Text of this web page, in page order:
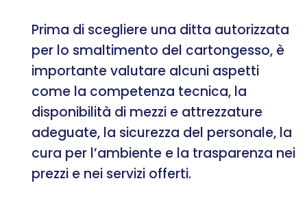
Prima di scegliere una ditta autorizzata
per lo smaltimento del cartongesso, è
importante valutare alcuni aspetti
come la competenza tecnica, la
disponibilità di mezzi e attrezzature
adeguate, la sicurezza del personale, la
cura per l’ambiente e la trasparenza nei
prezzi e nei servizi offerti.